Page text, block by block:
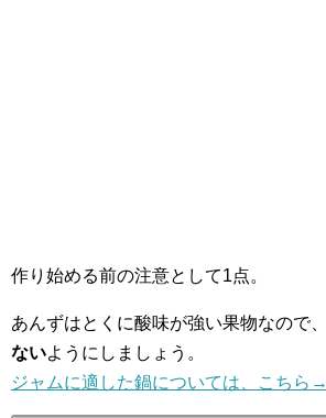
作り始める前の注意として1点。
あんずはとくに酸味が強い果物なので、
ないようにしましょう。
ジャムに適した鍋については、こちら→